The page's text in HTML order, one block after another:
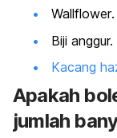
Wallflower.
Biji anggur.
Kacang
Apakah
jumlah